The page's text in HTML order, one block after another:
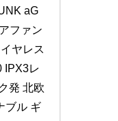
aG
ファン
ヤレス
IPX3レ
発 北欧
ブル ギ